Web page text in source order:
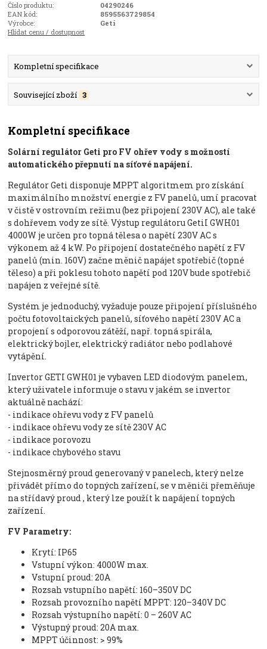
Číslo produktu:
04290246
EAN kód:
8595563729854
Výrobce:
Geti
Hlídat cenu / dostupnost
Kompletní specifikace
Související zboží 3
Kompletní specifikace
Solární regulátor Geti pro FV ohřev vody s možností
automatického přepnutí na síťové napájení.
Regulátor Geti disponuje MPPT algoritmem pro získání
maximálního množství energie z FV panelů, umí pracovat
v čistě v ostrovním režimu (bez připojení 230V AC), ale také
s dohřevem vody ze sítě. Výstup regulátoru GetiI GWH01
4000W je určen pro topná tělesa o napětí 230V AC s
výkonem až 4 kW. Po připojení dostatečného napětí z FV
panelů (min. 160V) začne měnič napájet spotřebič (topné
těleso) a při poklesu tohoto napětí pod 120V bude spotřebič
napájen z veřejné sítě.
Systém je jednoduchý, vyžaduje pouze připojení příslušného
počtu fotovoltaických panelů, síťového napětí 230V AC a
propojení s odporovou zátěží, např. topná spirála,
elektrický bojler, elektrický radiátor nebo podlahové
vytápění.
Invertor GETI GWH01 je vybaven LED diodovým panelem,
který uživatele informuje o stavu v jakém se invertor
aktuálně nachází:
- indikace ohřevu vody z FV panelů
- indikace ohřevu vody ze sítě 230V AC
- indikace porovozu
- indikace chybového stavu
Stejnosměrný proud generovaný v panelech, který nelze
přivádět přímo do topných zařízení, se v měniči přeměňuje
na střídavý proud , který lze použít k napájení topných
zařízení.
FV Parametry:
Krytí: IP65
Vstupní výkon: 4000W max.
Vstupní proud: 20A
Rozsah vstupního napětí: 160–350V DC
Rozsah provozního napětí MPPT: 120–340V DC
Rozsah výstupního napětí: 0 – 260V AC
Výstupný proud: 20A max.
MPPT účinnost: > 99%